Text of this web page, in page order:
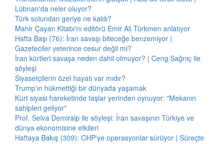
Lübnan'da neler oluyor?
Türk solundan geriye ne kaldı?
Mahir Çayan Kitabı'nı editörü Emir Ali Türkmen anlatıyor
Hafta Başı (76): İran savaşı biteceğe benzemiyor |
Gazeteciler yeterince cesur değil mi?
İran kürtleri savaşa neden dahil olmuyor? | Ceng Sağnıç ile
söyleşi
Siyasetçilerin özel hayatı var mıdır?
Trump'ın hükmettiği bir dünyada yaşamak
Kürt siyasi hareketinde taşlar yerinden oynuyor: "Mekanın
sahipleri geliyor"
Prof. Selva Demiralp ile söyleşi: İran savaşının Türkiye ve
dünya ekonomisine etkileri
Haftaya Bakış (309): CHP'ye operasyonlar sürüyor | Süreçte